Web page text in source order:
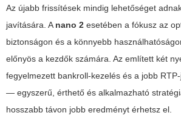
Az újabb frissítések mindig lehetőséget
javítására. A nano 2 esetében a fókusz az
biztonságon és a könnyebb
előnyös a kezdők számára. Az említett két
fegyelmezett bankroll-kezelés és a jobb
— egyszerű, érthető és alkalmazható
hosszabb távon jobb eredményt érhetsz el.